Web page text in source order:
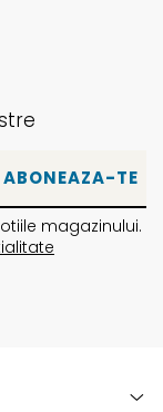
sporit iar
mai dura
de neegalat.
magazinului.